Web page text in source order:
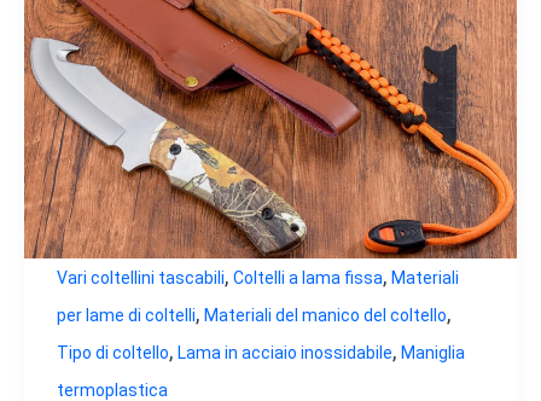
Vari coltellini tascabili, Coltelli a lama fissa, Materiali
per lame di coltelli, Materiali del manico del coltello,
Tipo di coltello, Lama in acciaio inossidabile, Maniglia
termoplastica